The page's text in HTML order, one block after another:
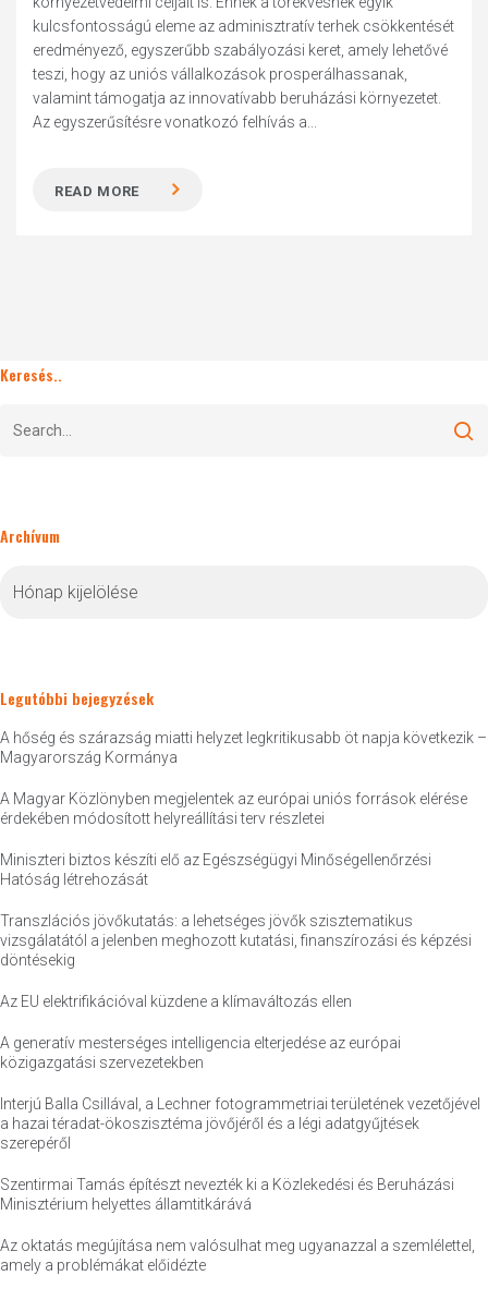
kulcsfontosságú eleme az adminisztratív terhek csökkentését
eredményező, egyszerűbb szabályozási keret, amely lehetővé
teszi, hogy az uniós vállalkozások prosperálhassanak,
valamint támogatja az innovatívabb beruházási környezetet.
Az egyszerűsítésre vonatkozó felhívás a...
READ MORE
Keresés..
Archívum
Legutóbbi bejegyzések
A hőség és szárazság miatti helyzet legkritikusabb öt napja következik –
Magyarország Kormánya
A Magyar Közlönyben megjelentek az európai uniós források elérése
érdekében módosított helyreállítási terv részletei
Miniszteri biztos készíti elő az Egészségügyi Minőségellenőrzési
Hatóság létrehozását
Transzlációs jövőkutatás: a lehetséges jövők szisztematikus
vizsgálatától a jelenben meghozott kutatási, finanszírozási és képzési
döntésekig
Az EU elektrifikációval küzdene a klímaváltozás ellen
A generatív mesterséges intelligencia elterjedése az európai
közigazgatási szervezetekben
Interjú Balla Csillával, a Lechner fotogrammetriai területének vezetőjével
a hazai téradat-ökoszisztéma jövőjéről és a légi adatgyűjtések
szerepéről
Szentirmai Tamás építészt nevezték ki a Közlekedési és Beruházási
Minisztérium helyettes államtitkárává
Az oktatás megújítása nem valósulhat meg ugyanazzal a szemlélettel,
amely a problémákat előidézte